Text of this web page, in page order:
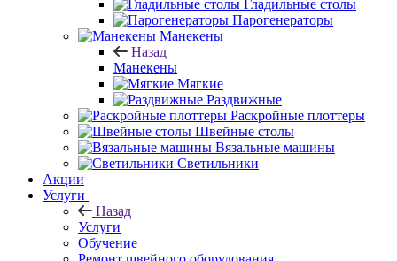
Гладильные столы
Парогенераторы
Манекены
Назад
Манекены
Мягкие
Раздвижные
Раскройные плоттеры
Швейные столы
Вязальные машины
Светильники
Акции
Услуги
Назад
Услуги
Обучение